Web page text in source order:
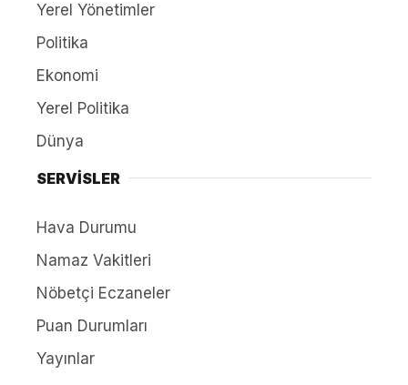
Yerel Yönetimler
Politika
Ekonomi
Yerel Politika
Dünya
SERVİSLER
Hava Durumu
Namaz Vakitleri
Nöbetçi Eczaneler
Puan Durumları
Yayınlar